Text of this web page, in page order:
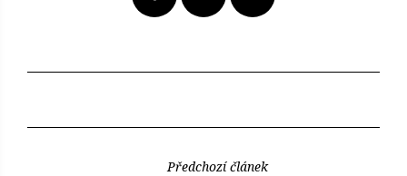
Předchozí článek